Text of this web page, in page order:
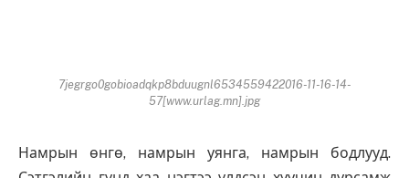
7jegrgo0gobioadqkp8bduugnl6534559422016-11-16-14-
57[www.urlag.mn].jpg
Намрын өнгө, намрын уянга, намрын бодлууд.